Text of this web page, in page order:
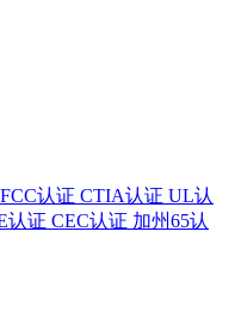
FCC认证 CTIA认证 UL认
认证 CEC认证 加州65认